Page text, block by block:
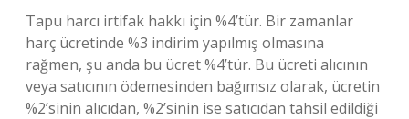
Tapu harcı irtifak hakkı için %4’tür. Bir zamanlar
harç ücretinde %3 indirim yapılmış olmasına
rağmen, şu anda bu ücret %4’tür. Bu ücreti alıcının
veya satıcının ödemesinden bağımsız olarak, ücretin
%2’sinin alıcıdan, %2’sinin ise satıcıdan tahsil edildiği